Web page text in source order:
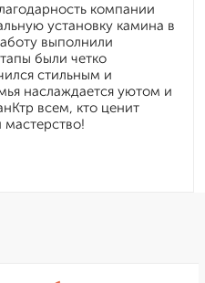
компании
установку камина в
выполнили
были четко
стильным и
наслаждается уютом и
всем, кто ценит
мастерство!